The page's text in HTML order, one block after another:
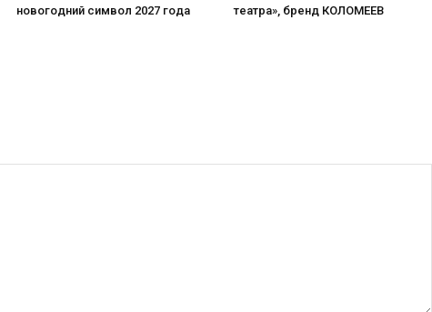
новогодний символ 2027 года
театра», бренд КОЛОМЕЕВ